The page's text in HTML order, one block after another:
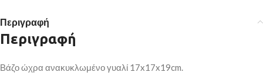
Περιγραφή
Περιγραφή
Βάζο ώχρα ανακυκλωμένο γυαλί 17x17x19cm.